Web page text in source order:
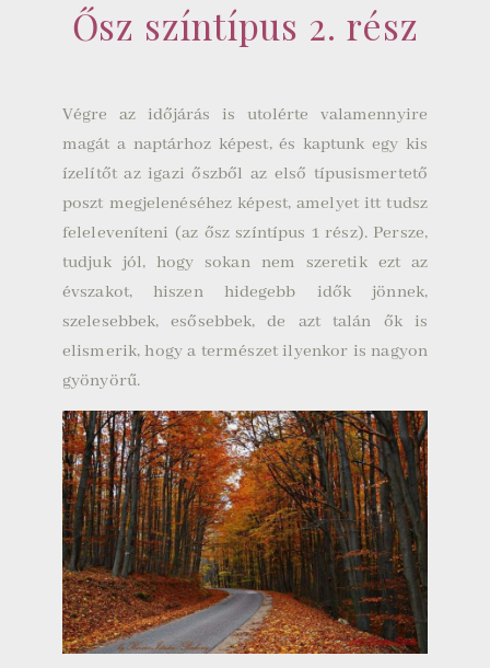
Ősz színtípus 2. rész
Végre az időjárás is utolérte valamennyire
magát a naptárhoz képest, és kaptunk egy kis
ízelítőt az igazi őszből az első típusismertető
poszt megjelenéséhez képest, amelyet itt tudsz
feleleveníteni (az ősz színtípus 1 rész). Persze,
tudjuk jól, hogy sokan nem szeretik ezt az
évszakot, hiszen hidegebb idők jönnek,
szelesebbek, esősebbek, de azt talán ők is
elismerik, hogy a természet ilyenkor is nagyon
gyönyörű.